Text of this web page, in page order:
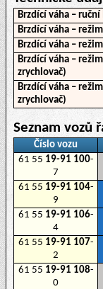
Brzdící váha – ruční
Brzdící váha –
Brzdící váha –
Brzdící váha –
zrychlovač)
Brzdící váha –
zrychlovač)
Seznam vozů
Číslo vozu
61 55 19-91 100-
7
61 55 19-91 104-
9
61 55 19-91 106-
4
61 55 19-91 107-
2
61 55 19-91 108-
0